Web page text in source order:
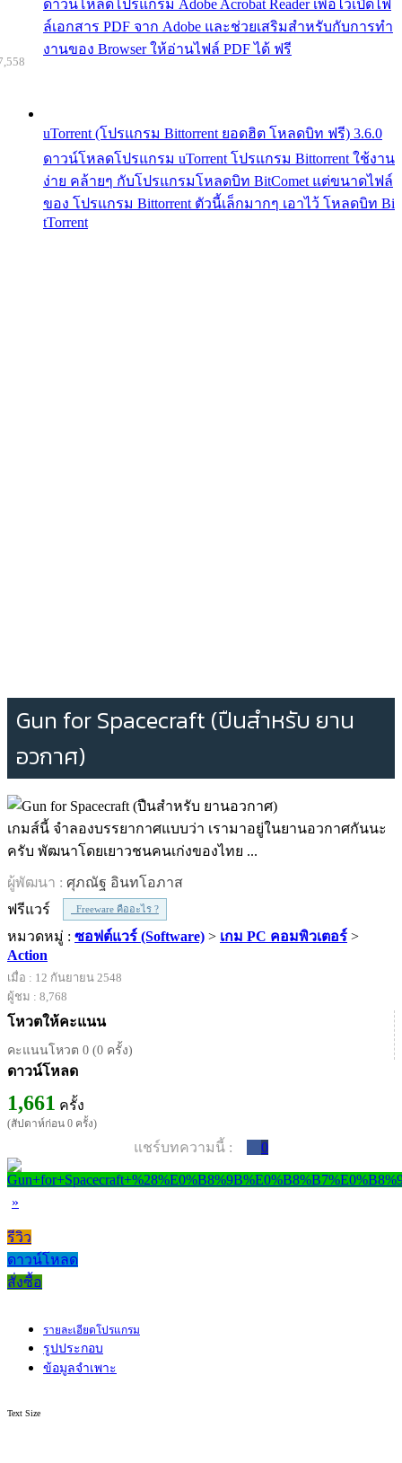
ดาวน์โหลดโปรแกรม Adobe Acrobat Reader เพื่อไว้เปิดไฟ
ล์เอกสาร PDF จาก Adobe และช่วยเสริมสำหรับกับการทำ
งานของ Browser ให้อ่านไฟล์ PDF ได้ ฟรี
uTorrent (โปรแกรม Bittorrent ยอดฮิต โหลดบิท ฟรี) 3.6.0
ดาวน์โหลดโปรแกรม uTorrent โปรแกรม Bittorrent ใช้งาน
ง่าย คล้ายๆ กับโปรแกรมโหลดบิท BitComet แต่ขนาดไฟล์
ของ โปรแกรม Bittorrent ตัวนี้เล็กมากๆ เอาไว้ โหลดบิท Bi
tTorrent
Gun for Spacecraft (ปืนสำหรับ ยาน
อวกาศ)
เกมส์นี้ จำลองบรรยากาศแบบว่า เรามาอยู่ในยานอวกาศกันนะ
ครับ พัฒนาโดยเยาวชนคนเก่งของไทย ...
ผู้พัฒนา : ศุภณัฐ อินทโอภาส
ฟรีแวร์
Freeware คืออะไร ?
หมวดหมู่ : ซอฟต์แวร์ (Software) > เกม PC คอมพิวเตอร์ >
Action
เมื่อ : 12 กันยายน 2548
ผู้ชม : 8,768
โหวตให้คะแนน
คะแนนโหวต 0 (0 ครั้ง)
ดาวน์โหลด
1,661 ครั้ง
(สัปดาห์ก่อน 0 ครั้ง)
แชร์บทความนี้ : 0
»
รีวิว
ดาวน์โหลด
สั่งซื้อ
รายละเอียดโปรแกรม
รูปประกอบ
ข้อมูลจำเพาะ
Text Size